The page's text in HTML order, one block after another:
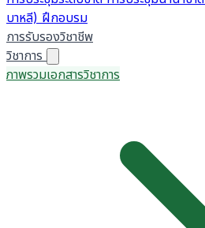
บาหลี) ฝึกอบรม
การรับรองวิชาชีพ
วิชาการ
ภาพรวมเอกสารวิชาการ